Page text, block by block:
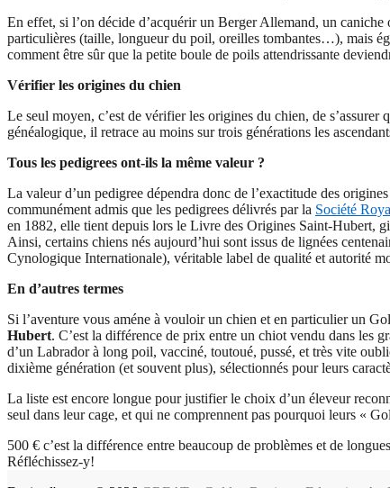
En effet, si l’on décide d’acquérir un Berger Allemand, un caniche
particulières (taille, longueur du poil, oreilles tombantes…), mais
comment être sûr que la petite boule de poils attendrissante
Vérifier les origines du chien
Le seul moyen, c’est de vérifier les origines du chien, de
généalogique, il retrace au moins sur trois générations les
Tous les pedigrees ont-ils la même valeur ?
La valeur d’un pedigree dépendra donc de l’exactitude des
communément admis que les pedigrees délivrés par la Société
en 1882, elle tient depuis lors le Livre des Origines Saint-Hubert,
Ainsi, certains chiens nés aujourd’hui sont issus de lignées
Cynologique Internationale), véritable label de qualité et autorité
En d’autres termes
Si l’aventure vous améne à vouloir un chien et en particulier un
Hubert. C’est la différence de prix entre un chiot vendu dans les
d’un Labrador à long poil, vacciné, toutoué, pussé, et très vite
dixième génération (et souvent plus), sélectionnés pour leurs
La liste est encore longue pour justifier le choix d’un éleveur
seul dans leur cage, et qui ne comprennent pas pourquoi leurs «
500 € c’est la différence entre beaucoup de problèmes et de
Réfléchissez-y!